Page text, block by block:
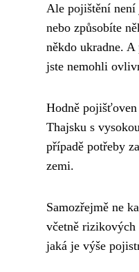
Ale pojištění není
nebo způsobíte
někdo ukradne.
jste nemohli
Hodně
Thajsku s
případě potřeby
zemi.
Samozřejmě ne
včetně rizikových
jaká je výše